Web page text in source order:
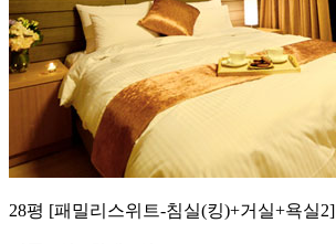
28평 [패밀리스위트-침실(킹)+거실+욕실2]